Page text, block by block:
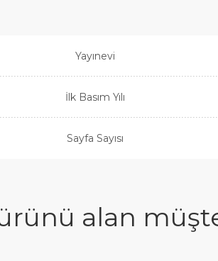
Yayınevi
İlk Basım Yılı
Sayfa Sayısı
alan